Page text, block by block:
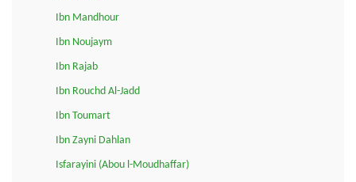
Ibn Mandhour
Ibn Noujaym
Ibn Rajab
Ibn Rouchd Al-Jadd
Ibn Toumart
Ibn Zayni Dahlan
Isfarayini (Abou l-Moudhaffar)